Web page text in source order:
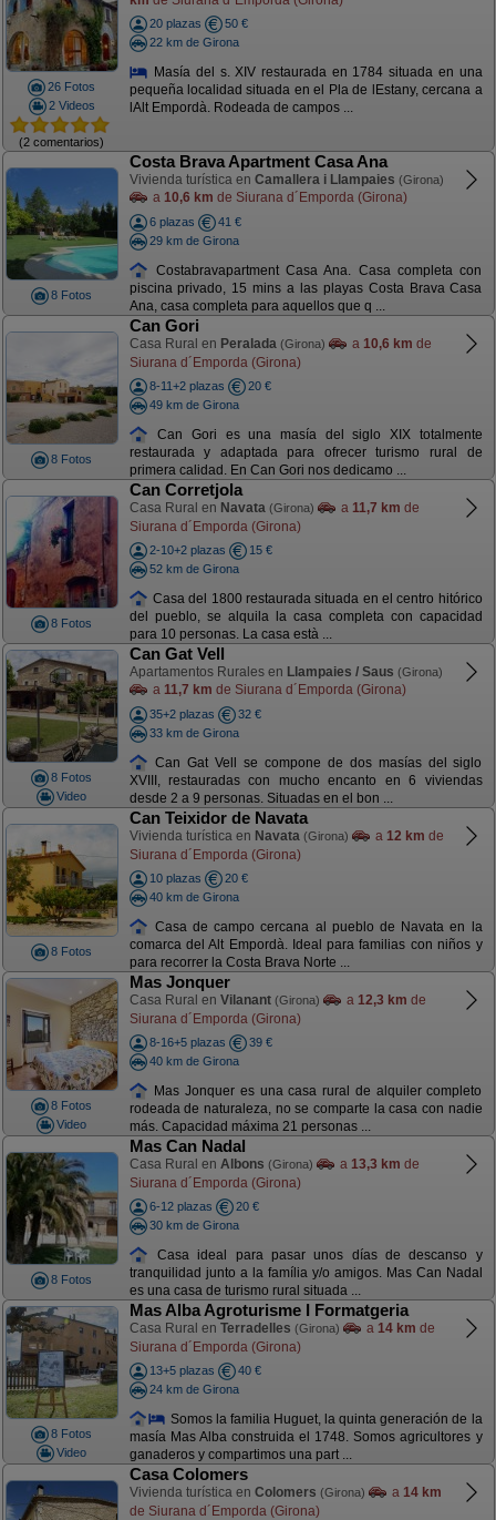
26 Fotos
2 Videos
(2 comentarios)
20 plazas
50 €
22 km de Girona
Masía del s. XIV restaurada en 1784 situada en una
pequeña localidad situada en el Pla de lEstany, cercana a
lAlt Empordà. Rodeada de campos ...
8 Fotos
Costa Brava Apartment Casa Ana
Vivienda turística en Camallera i Llampaies (Girona)
a 10,6 km de Siurana d´Emporda (Girona)
6 plazas
41 €
29 km de Girona
Costabravapartment Casa Ana. Casa completa con
piscina privado, 15 mins a las playas Costa Brava Casa
Ana, casa completa para aquellos que q ...
8 Fotos
Can Gori
Casa Rural en Peralada (Girona) a 10,6 km de
Siurana d´Emporda (Girona)
8-11+2 plazas
20 €
49 km de Girona
Can Gori es una masía del siglo XIX totalmente
restaurada y adaptada para ofrecer turismo rural de
primera calidad. En Can Gori nos dedicamo ...
8 Fotos
Can Corretjola
Casa Rural en Navata (Girona) a 11,7 km de
Siurana d´Emporda (Girona)
2-10+2 plazas
15 €
52 km de Girona
Casa del 1800 restaurada situada en el centro hitórico
del pueblo, se alquila la casa completa con capacidad
para 10 personas. La casa està ...
8 Fotos
Video
Can Gat Vell
Apartamentos Rurales en Llampaies / Saus (Girona)
a 11,7 km de Siurana d´Emporda (Girona)
35+2 plazas
32 €
33 km de Girona
Can Gat Vell se compone de dos masías del siglo
XVIII, restauradas con mucho encanto en 6 viviendas
desde 2 a 9 personas. Situadas en el bon ...
8 Fotos
Can Teixidor de Navata
Vivienda turística en Navata (Girona) a 12 km de
Siurana d´Emporda (Girona)
10 plazas
20 €
40 km de Girona
Casa de campo cercana al pueblo de Navata en la
comarca del Alt Empordà. Ideal para familias con niños y
para recorrer la Costa Brava Norte ...
8 Fotos
Video
Mas Jonquer
Casa Rural en Vilanant (Girona) a 12,3 km de
Siurana d´Emporda (Girona)
8-16+5 plazas
39 €
40 km de Girona
Mas Jonquer es una casa rural de alquiler completo
rodeada de naturaleza, no se comparte la casa con nadie
más. Capacidad máxima 21 personas ...
8 Fotos
Mas Can Nadal
Casa Rural en Albons (Girona) a 13,3 km de
Siurana d´Emporda (Girona)
6-12 plazas
20 €
30 km de Girona
Casa ideal para pasar unos días de descanso y
tranquilidad junto a la família y/o amigos. Mas Can Nadal
es una casa de turismo rural situada ...
8 Fotos
Video
Mas Alba Agroturisme I Formatgeria
Casa Rural en Terradelles (Girona) a 14 km de
Siurana d´Emporda (Girona)
13+5 plazas
40 €
24 km de Girona
Somos la familia Huguet, la quinta generación de la
masía Mas Alba construida el 1748. Somos agricultores y
ganaderos y compartimos una part ...
Casa Colomers
Vivienda turística en Colomers (Girona) a 14 km
de Siurana d´Emporda (Girona)